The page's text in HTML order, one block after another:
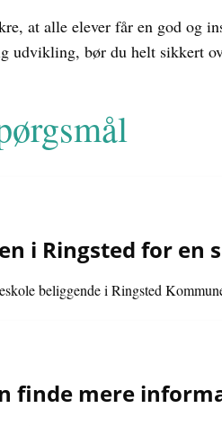
at alle elever får en god og
udvikling, bør du helt sikkert
i Ringsted for en
beliggende i Ringsted
finde mere